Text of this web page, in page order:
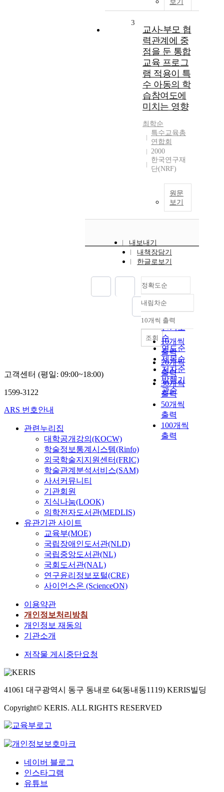
보기
3
교사-부모 협
력관계에 중
점을 둔 통합
교육 프로그
램 적용이 특
수 아동의 학
습참여도에
미치는 영향
최학순
특수교육총
연합회
2000
한국연구재
단(NRF)
원문
보기
내보내기
내책장담기
한글로보기
정확도순
정확도
순
인기도
순
연도순
제목순
저자순
발행기
관순
내림차순
내림차순
10개씩 출력
10개씩
출력
20개씩
출력
30개씩
출력
50개씩
출력
100개씩
출력
조회
고객센터 (평일: 09:00~18:00)
1599-3122
ARS 번호안내
관련누리집
대학공개강의(KOCW)
학술정보통계시스템(Rinfo)
외국학술지지원센터(FRIC)
학술관계분석서비스(SAM)
사서커뮤니티
기관회원
지식나눔(LOOK)
의학전자도서관(MEDLIS)
유관기관 사이트
교육부(MOE)
국립장애인도서관(NLD)
국립중앙도서관(NL)
국회도서관(NAL)
연구윤리정보포털(CRE)
사이언스온 (ScienceON)
이용약관
개인정보처리방침
개인정보 재동의
기관소개
저작물 게시중단요청
41061 대구광역시 동구 동내로 64(동내동1119) KERIS빌딩
Copyright© KERIS. ALL RIGHTS RESERVED
네이버 블로그
인스타그램
유튜브